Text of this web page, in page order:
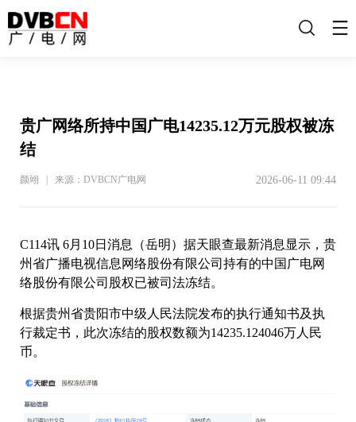
搜
贵广网络所持中国广电14235.12万元股权被冻
结
颜翊 | 来源：DVBCN广电网 2026-06-11 09:44
C114讯 6月10日消息（岳明）据天眼查最新消息显示，贵
州省广播电视信息网络股份有限公司持有的中国广电网
络股份有限公司股权已被司法冻结。
根据贵州省贵阳市中级人民法院发布的执行通知书及执
行裁定书，此次冻结的股权数额为14235.124046万人民
币。